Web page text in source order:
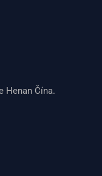
Henan Čína.